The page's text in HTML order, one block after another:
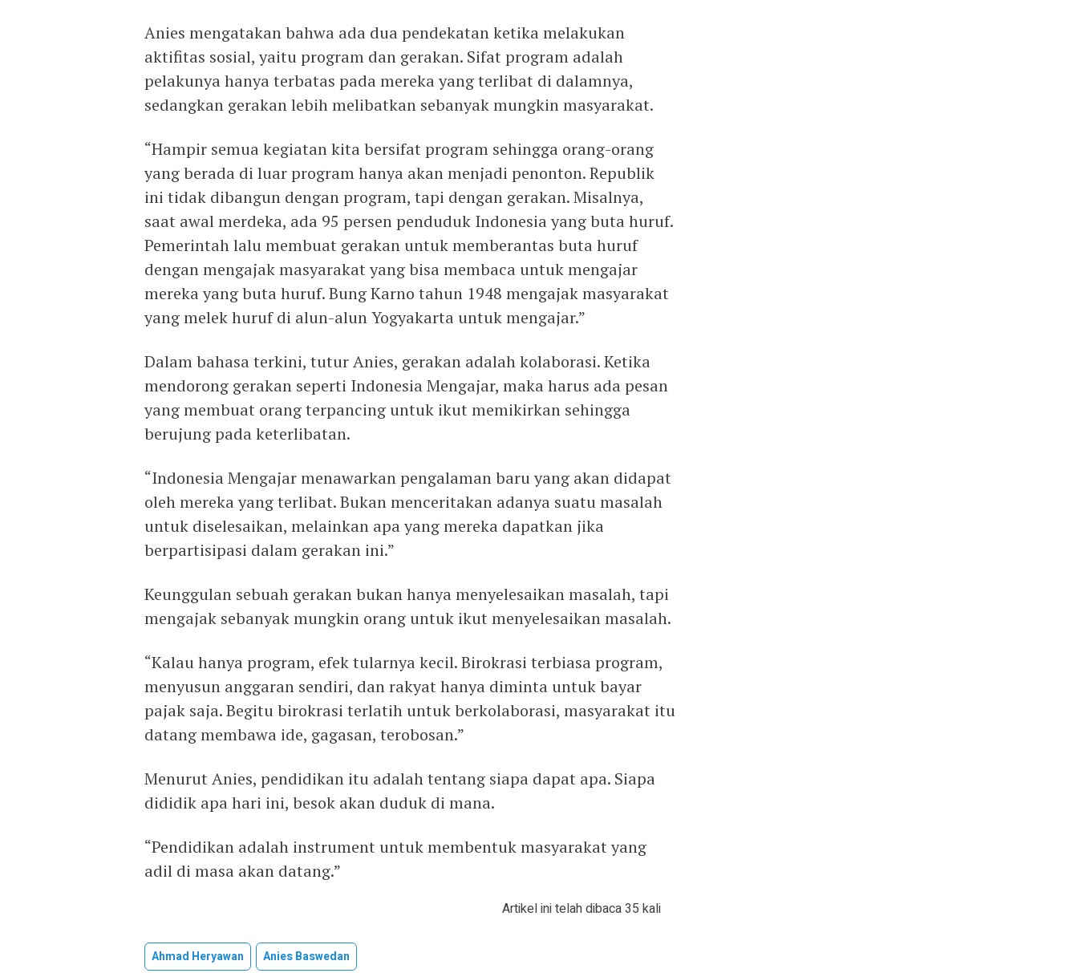
Anies mengatakan bahwa ada dua pendekatan ketika melakukan
aktifitas sosial, yaitu program dan gerakan. Sifat program adalah
pelakunya hanya terbatas pada mereka yang terlibat di dalamnya,
sedangkan gerakan lebih melibatkan sebanyak mungkin masyarakat.
“Hampir semua kegiatan kita bersifat program sehingga orang-orang
yang berada di luar program hanya akan menjadi penonton. Republik
ini tidak dibangun dengan program, tapi dengan gerakan. Misalnya,
saat awal merdeka, ada 95 persen penduduk Indonesia yang buta huruf.
Pemerintah lalu membuat gerakan untuk memberantas buta huruf
dengan mengajak masyarakat yang bisa membaca untuk mengajar
mereka yang buta huruf. Bung Karno tahun 1948 mengajak masyarakat
yang melek huruf di alun-alun Yogyakarta untuk mengajar.”
Dalam bahasa terkini, tutur Anies, gerakan adalah kolaborasi. Ketika
mendorong gerakan seperti Indonesia Mengajar, maka harus ada pesan
yang membuat orang terpancing untuk ikut memikirkan sehingga
berujung pada keterlibatan.
“Indonesia Mengajar menawarkan pengalaman baru yang akan didapat
oleh mereka yang terlibat. Bukan menceritakan adanya suatu masalah
untuk diselesaikan, melainkan apa yang mereka dapatkan jika
berpartisipasi dalam gerakan ini.”
Keunggulan sebuah gerakan bukan hanya menyelesaikan masalah, tapi
mengajak sebanyak mungkin orang untuk ikut menyelesaikan masalah.
“Kalau hanya program, efek tularnya kecil. Birokrasi terbiasa program,
menyusun anggaran sendiri, dan rakyat hanya diminta untuk bayar
pajak saja. Begitu birokrasi terlatih untuk berkolaborasi, masyarakat itu
datang membawa ide, gagasan, terobosan.”
Menurut Anies, pendidikan itu adalah tentang siapa dapat apa. Siapa
dididik apa hari ini, besok akan duduk di mana.
“Pendidikan adalah instrument untuk membentuk masyarakat yang
adil di masa akan datang.”
Artikel ini telah dibaca 35 kali
Ahmad Heryawan Anies Baswedan